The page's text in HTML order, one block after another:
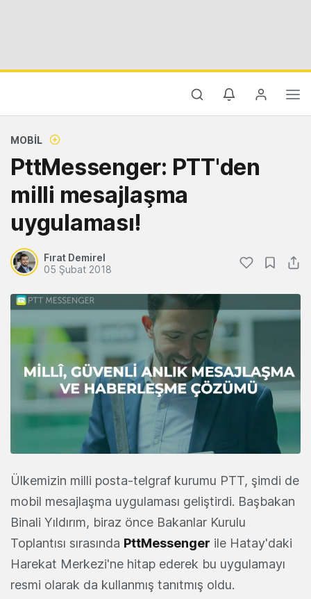
MOBIL
PttMessenger: PTT'den
milli mesajlaşma
uygulaması!
Fırat Demirel
05 Şubat 2018
Ülkemizin milli posta-telgraf kurumu PTT, şimdi de
mobil mesajlaşma uygulaması geliştirdi. Başbakan
Binali Yıldırım, biraz önce Bakanlar Kurulu
Toplantısı sırasında PttMessenger ile Hatay'daki
Harekat Merkezi'ne hitap ederek bu uygulamayı
resmi olarak da kullanmış tanıtmış oldu.